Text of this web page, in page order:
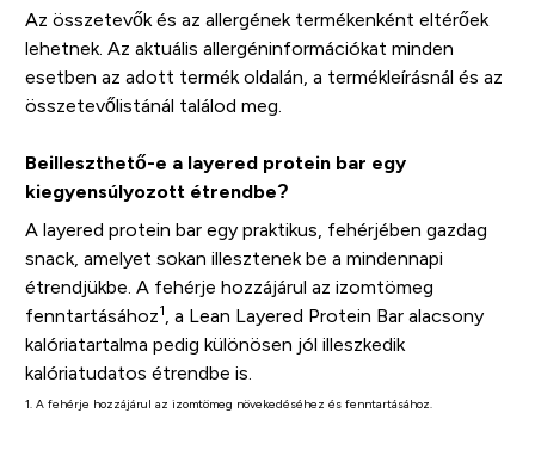
Az összetevők és az allergének termékenként eltérőek
lehetnek. Az aktuális allergéninformációkat minden
esetben az adott termék oldalán, a termékleírásnál és az
összetevőlistánál találod meg.
Beilleszthető-e a layered protein bar egy
kiegyensúlyozott étrendbe?
A layered protein bar egy praktikus, fehérjében gazdag
snack, amelyet sokan illesztenek be a mindennapi
étrendjükbe. A fehérje hozzájárul az izomtömeg
fenntartásához1, a Lean Layered Protein Bar alacsony
kalóriatartalma pedig különösen jól illeszkedik
kalóriatudatos étrendbe is.
1. A fehérje hozzájárul az izomtömeg növekedéséhez és fenntartásához.